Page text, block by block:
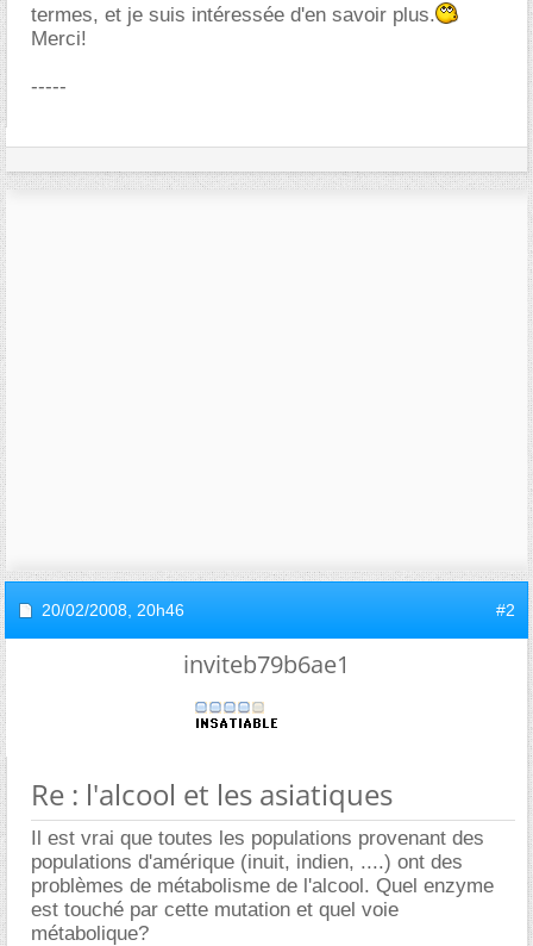
termes, et je suis intéressée d'en savoir plus.
Merci!
-----
20/02/2008, 20h46 #2
inviteb79b6ae1
Re : l'alcool et les asiatiques
Il est vrai que toutes les populations provenant des
populations d'amérique (inuit, indien, ....) ont des
problèmes de métabolisme de l'alcool. Quel enzyme
est touché par cette mutation et quel voie
métabolique?